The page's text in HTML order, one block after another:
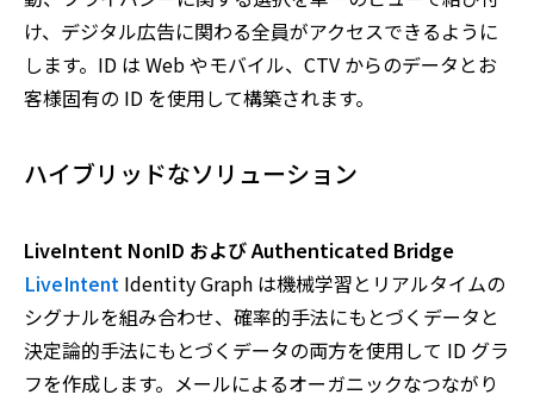
け、デジタル広告に関わる全員がアクセスできるように
します。ID は Web やモバイル、CTV からのデータとお
客様固有の ID を使用して構築されます。
ハイブリッドなソリューション
LiveIntent NonID および Authenticated Bridge
LiveIntent Identity Graph は機械学習とリアルタイムの
シグナルを組み合わせ、確率的手法にもとづくデータと
決定論的手法にもとづくデータの両方を使用して ID グラ
フを作成します。メールによるオーガニックなつながり